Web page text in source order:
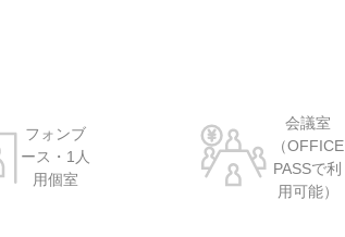
フォンブ
ース・1人
用個室
会議室
（OFFICE
PASSで利
用可能）